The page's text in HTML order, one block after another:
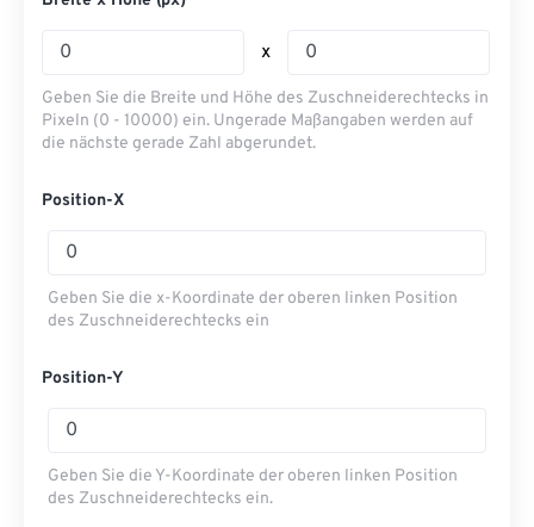
x
Geben Sie die Breite und Höhe des Zuschneiderechtecks ​​in
Pixeln (0 - 10000) ein. Ungerade Maßangaben werden auf
die nächste gerade Zahl abgerundet.
Position-X
Geben Sie die x-Koordinate der oberen linken Position
des Zuschneiderechtecks ​​ein
Position-Y
Geben Sie die Y-Koordinate der oberen linken Position
des Zuschneiderechtecks ​​ein.